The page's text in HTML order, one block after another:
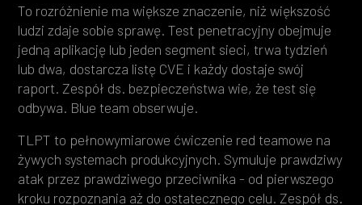
To rozróżnienie ma większe znaczenie, niż większość
ludzi zdaje sobie sprawę. Test penetracyjny obejmuje
jedną aplikację lub jeden segment sieci, trwa tydzień
lub dwa, dostarcza listę CVE i każdy dostaje swój
raport. Zespół ds. bezpieczeństwa wie, że test się
odbywa. Blue team obserwuje.
TLPT to pełnowymiarowe ćwiczenie red teamowe na
żywych systemach produkcyjnych. Symuluje prawdziwy
atak przez prawdziwego przeciwnika - od pierwszego
kroku rozpoznania aż do ostatecznego celu. Zespół ds.